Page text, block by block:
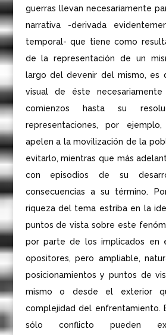
guerras llevan necesariamente
narrativa -derivada
temporal- que tiene como
de la representación de un
largo del devenir del mismo, es
visual de éste
comienzos hasta su
representaciones, por
apelen a la movilización de la
evitarlo, mientras que más
con episodios de su
consecuencias a su término.
riqueza del tema estriba en la
puntos de vista sobre este
por parte de los implicados en
opositores, pero ampliable,
posicionamientos y puntos de
mismo o desde el exterior
complejidad del enfrentamiento.
sólo conflicto pueden